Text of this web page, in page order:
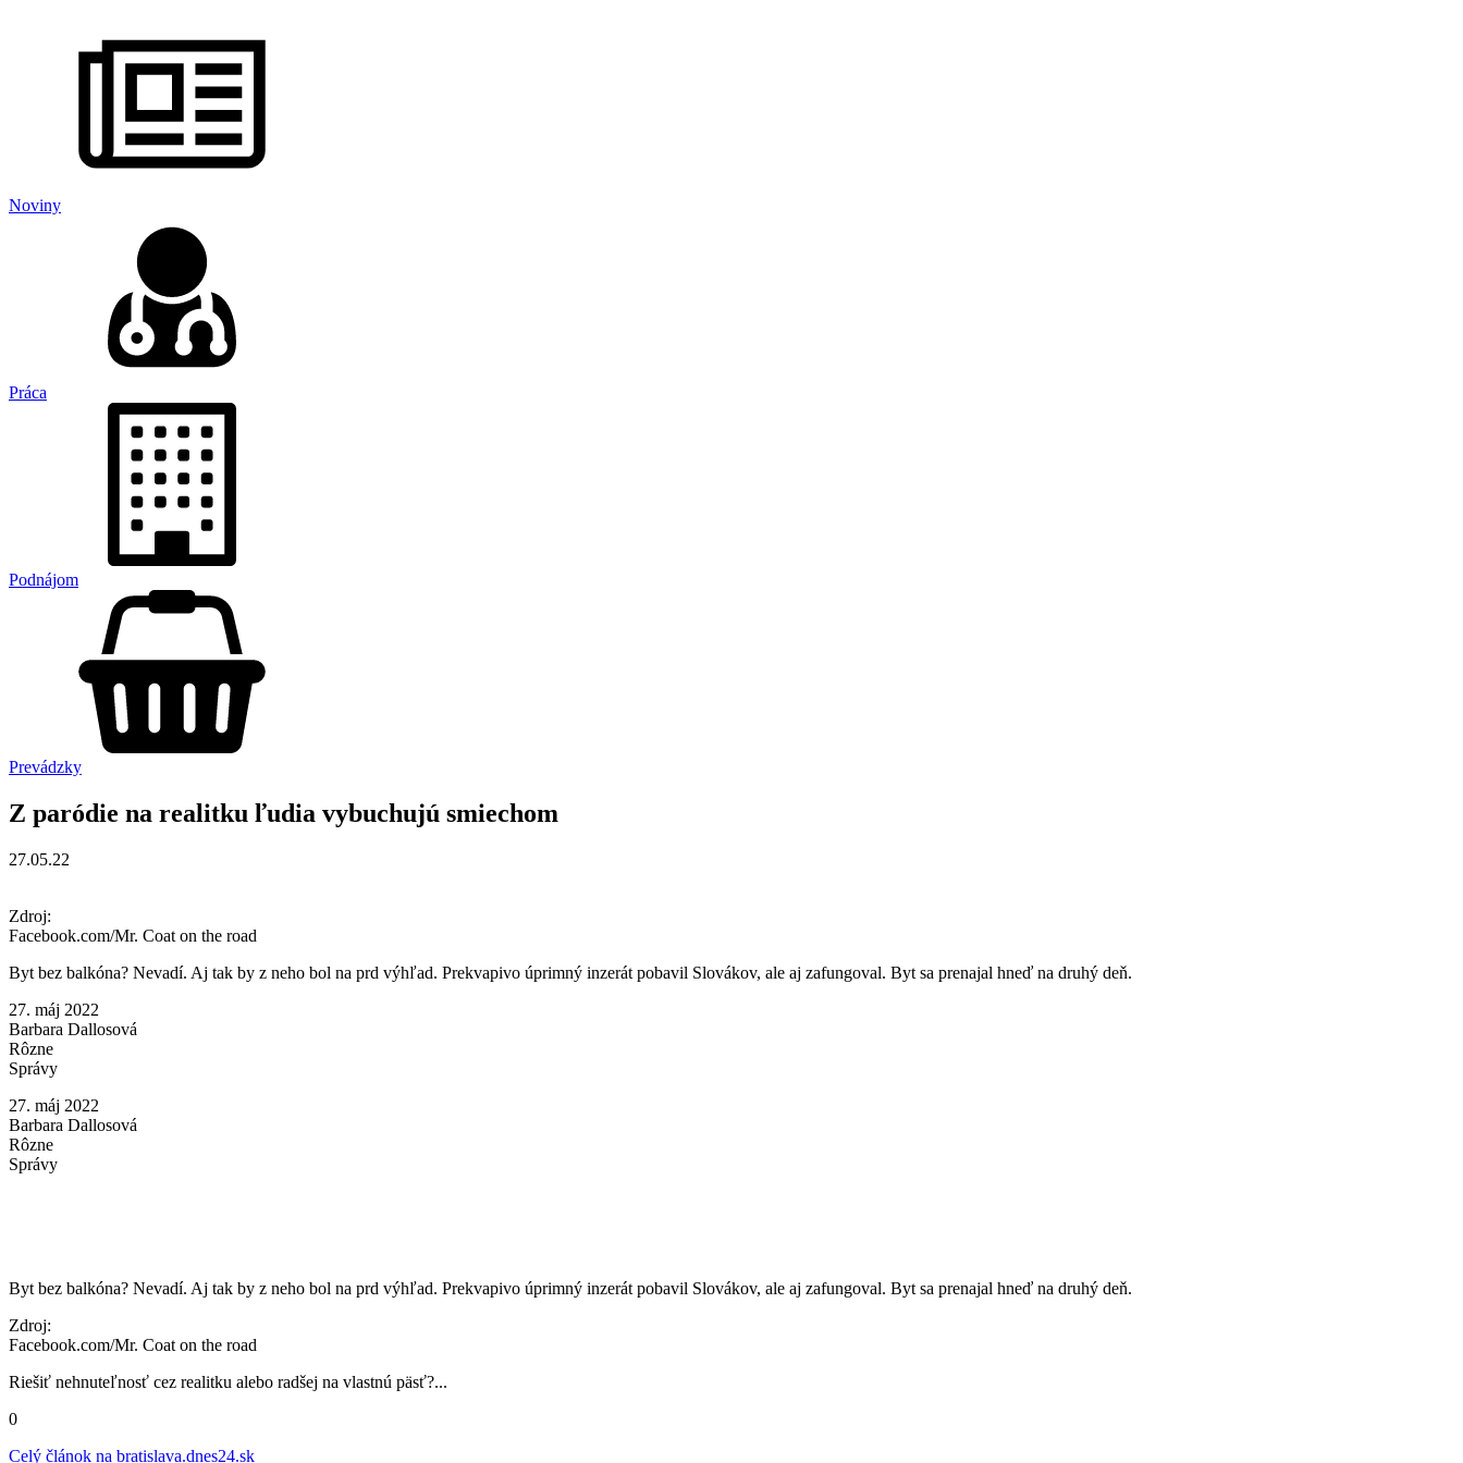
Noviny
Práca
Podnájom
Prevádzky
Z paródie na realitku ľudia vybuchujú smiechom
27.05.22
Zdroj:
Facebook.com/Mr. Coat on the road
Byt bez balkóna? Nevadí. Aj tak by z neho bol na prd výhľad. Prekvapivo úprimný inzerát pobavil Slovákov, ale aj zafungoval. Byt sa prenajal hneď na druhý deň.
27. máj 2022
Barbara Dallosová
Rôzne
Správy
27. máj 2022
Barbara Dallosová
Rôzne
Správy
Byt bez balkóna? Nevadí. Aj tak by z neho bol na prd výhľad. Prekvapivo úprimný inzerát pobavil Slovákov, ale aj zafungoval. Byt sa prenajal hneď na druhý deň.
Zdroj:
Facebook.com/Mr. Coat on the road
Riešiť nehnuteľnosť cez realitku alebo radšej na vlastnú päsť?...
0
Celý článok na bratislava.dnes24.sk